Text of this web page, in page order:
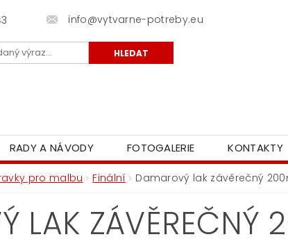
info@vytvarne-potreby.eu
RADY A NÁVODY FOTOGALERIE KONTAKTY
pro malbu Finální Damarový lak závěrečný
LAK ZÁVĚREČNÝ